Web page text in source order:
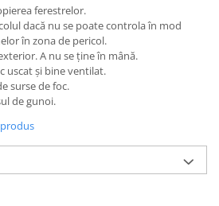
ferestrelor.
dacă nu se poate controla în mod
în zona de pericol.
A nu se ține în mână.
uscat și bine ventilat.
surse de foc.
de gunoi.